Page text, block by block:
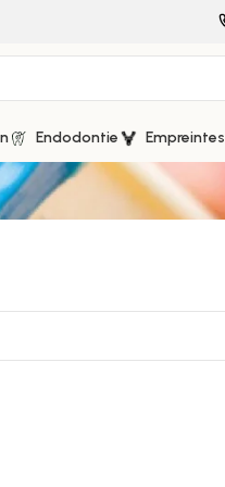
Endodontie Empreintes